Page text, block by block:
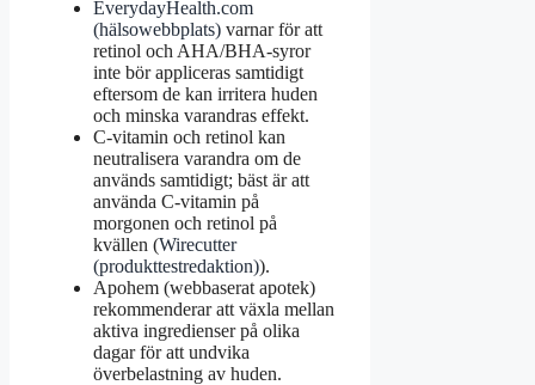
EverydayHealth.com
(hälsowebbplats) varnar för att
retinol och AHA/BHA-syror
inte bör appliceras samtidigt
eftersom de kan irritera huden
och minska varandras effekt.
C-vitamin och retinol kan
neutralisera varandra om de
används samtidigt; bäst är att
använda C-vitamin på
morgonen och retinol på
kvällen (Wirecutter
(produkttestredaktion)).
Apohem (webbaserat apotek)
rekommenderar att växla mellan
aktiva ingredienser på olika
dagar för att undvika
överbelastning av huden.